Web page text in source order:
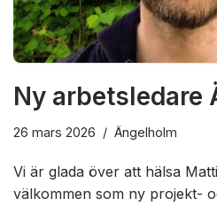
Ny arbetsledare
26 mars 2026 Ängelholm
Vi är glada över att hälsa
välkommen som ny projekt-